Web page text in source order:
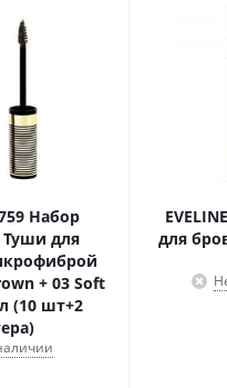
Набор
Туши для
+ 03 Soft
(10 шт+2
для